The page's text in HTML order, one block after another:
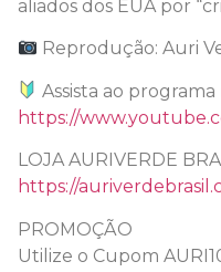
aliados dos EUA por
Reprodução: Auri
Assista ao
https://
LOJA AURIVERDE
https://
PROMOÇÃO
Utilize o Cupom